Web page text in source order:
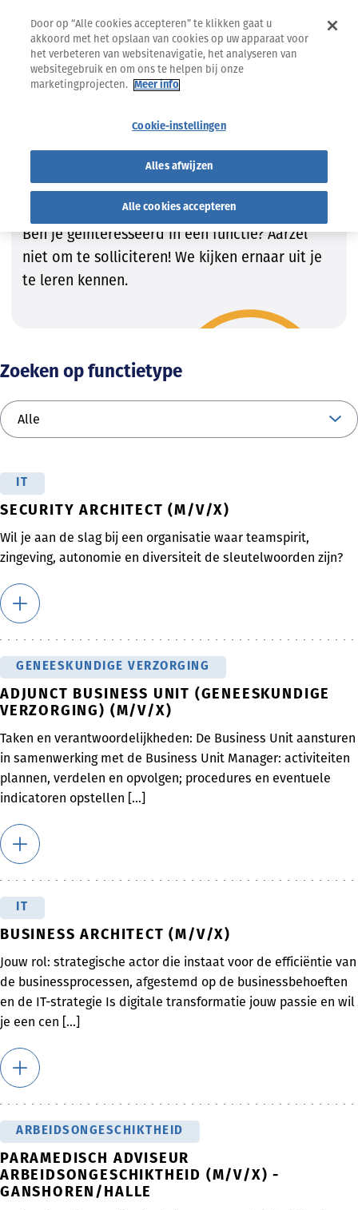
Vind de job die bij JOU past!
Wij zijn steeds op zoek naar getalenteerde
kandidaten om onze teams te vervolledigen.
Ben je geïnteresseerd in een functie? Aarzel
niet om te solliciteren! We kijken ernaar uit je
te leren kennen.
Zoeken op functietype
IT
SECURITY ARCHITECT (M/V/X)
Wil je aan de slag bij een organisatie waar teamspirit,
zingeving, autonomie en diversiteit de sleutelwoorden zijn?
GENEESKUNDIGE VERZORGING
ADJUNCT BUSINESS UNIT (GENEESKUNDIGE
VERZORGING) (M/V/X)
Taken en verantwoordelijkheden: De Business Unit aansturen
in samenwerking met de Business Unit Manager: activiteiten
plannen, verdelen en opvolgen; procedures en eventuele
indicatoren opstellen [...]
BUSINESS ARCHITECT (M/V/X)
Jouw rol: strategische actor die instaat voor de efficiëntie van
de businessprocessen, afgestemd op de businessbehoeften
en de IT-strategie Is digitale transformatie jouw passie en wil
je een cen [...]
ARBEIDSONGESCHIKTHEID
PARAMEDISCH ADVISEUR
ARBEIDSONGESCHIKTHEID (M/V/X) -
GANSHOREN/HALLE
Door op “Alle cookies accepteren” te klikken gaat u
akkoord met het opslaan van cookies op uw apparaat voor
het verbeteren van websitenavigatie, het analyseren van
websitegebruik en om ons te helpen bij onze
marketingprojecten.
Meer info
Cookie-instellingen
Alles afwijzen
Alle cookies accepteren